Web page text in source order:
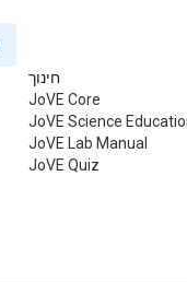
חינוך
JoVE Core
JoVE Science
JoVE Lab Manual
JoVE Quiz